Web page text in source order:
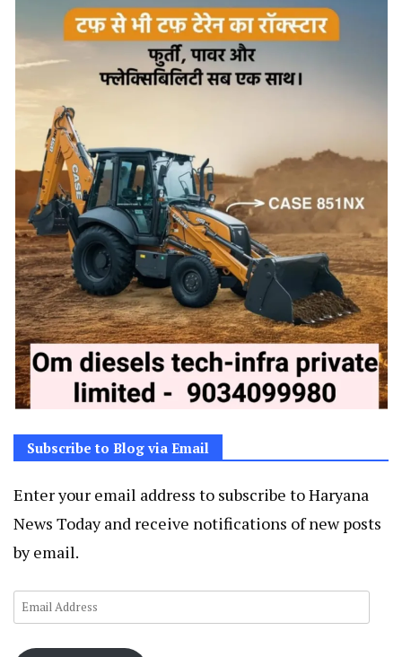
Subscribe to Blog via Email
Enter your email address to subscribe to Haryana
News Today and receive notifications of new posts
by email.
Email